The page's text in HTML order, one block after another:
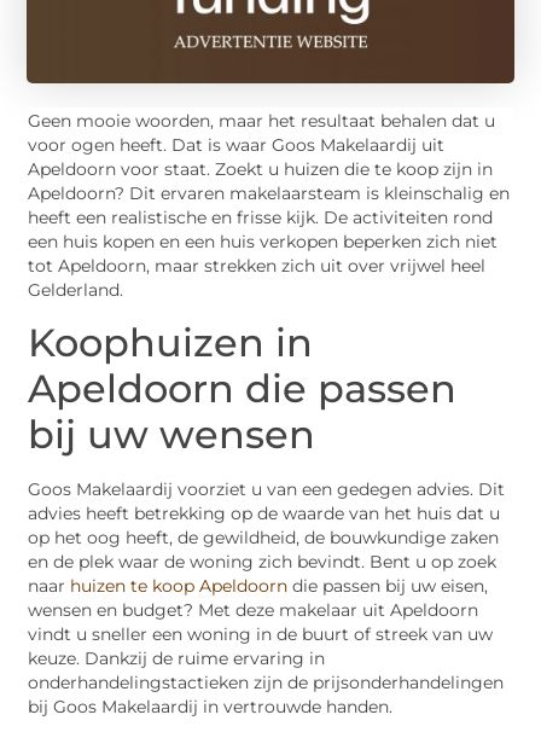
Geen mooie woorden, maar het resultaat behalen dat u
voor ogen heeft. Dat is waar Goos Makelaardij uit
Apeldoorn voor staat. Zoekt u huizen die te koop zijn in
Apeldoorn? Dit ervaren makelaarsteam is kleinschalig en
heeft een realistische en frisse kijk. De activiteiten rond
een huis kopen en een huis verkopen beperken zich niet
tot Apeldoorn, maar strekken zich uit over vrijwel heel
Gelderland.
Koophuizen in
Apeldoorn die passen
bij uw wensen
Goos Makelaardij voorziet u van een gedegen advies. Dit
advies heeft betrekking op de waarde van het huis dat u
op het oog heeft, de gewildheid, de bouwkundige zaken
en de plek waar de woning zich bevindt. Bent u op zoek
naar huizen te koop Apeldoorn die passen bij uw eisen,
wensen en budget? Met deze makelaar uit Apeldoorn
vindt u sneller een woning in de buurt of streek van uw
keuze. Dankzij de ruime ervaring in
onderhandelingstactieken zijn de prijsonderhandelingen
bij Goos Makelaardij in vertrouwde handen.